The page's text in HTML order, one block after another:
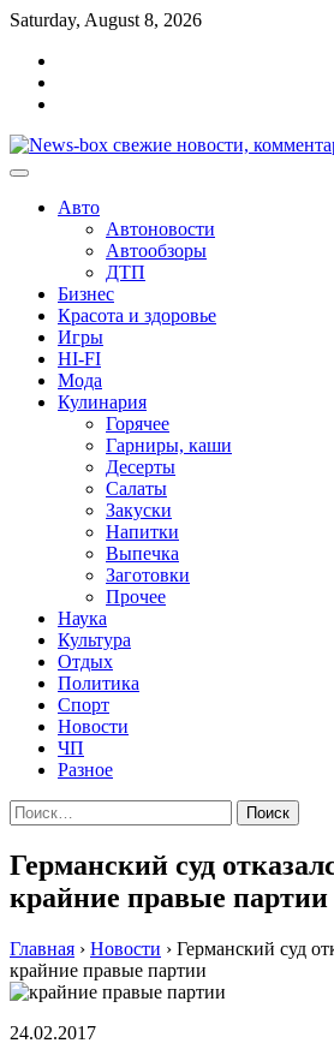
Перейти
содержимому
Saturday, August 8, 2026
Авто
Автоновости
Автообзоры
ДТП
Бизнес
Красота и здоровье
Игры
HI-FI
Мода
Кулинария
Горячее
Гарниры, каши
Десерты
Салаты
Закуски
Напитки
Выпечка
Заготовки
Прочее
Наука
Культура
Отдых
Политика
Спорт
Новости
ЧП
Разное
Найти:
Германский суд
крайние правые партии
Главная › Новости › Германский суд
крайние правые партии
24.02.2017